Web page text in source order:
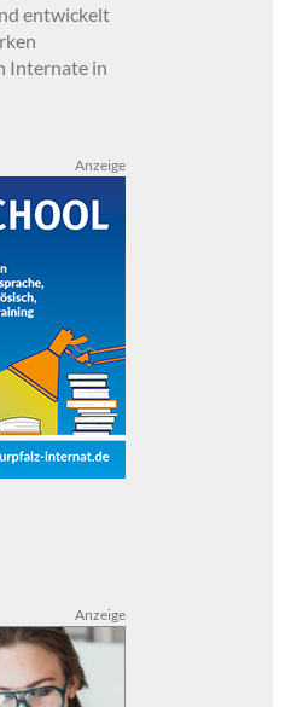
entwickelt
Internate in
Anzeige
Anzeige